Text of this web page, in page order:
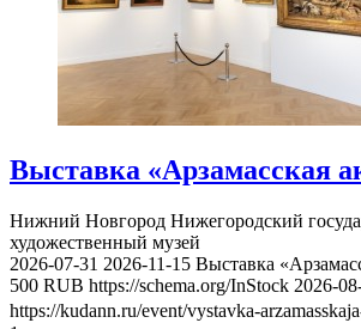
Выставка «Арзамасская
Нижний Новгород Нижегородский
художественный музей
2026-07-31 2026-11-15 Выставка
500 RUB https://schema.org/InStock 2026-
https://kudann.ru/event/vystavka-